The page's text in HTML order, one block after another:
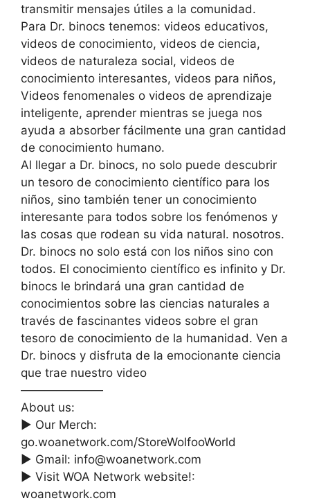
transmitir mensajes útiles a la comunidad.
Para Dr. binocs tenemos: videos educativos,
videos de conocimiento, videos de ciencia,
videos de naturaleza social, videos de
conocimiento interesantes, videos para niños,
Videos fenomenales o videos de aprendizaje
inteligente, aprender mientras se juega nos
ayuda a absorber fácilmente una gran cantidad
de conocimiento humano.
Al llegar a Dr. binocs, no solo puede descubrir
un tesoro de conocimiento científico para los
niños, sino también tener un conocimiento
interesante para todos sobre los fenómenos y
las cosas que rodean su vida natural. nosotros.
Dr. binocs no solo está con los niños sino con
todos. El conocimiento científico es infinito y Dr.
binocs le brindará una gran cantidad de
conocimientos sobre las ciencias naturales a
través de fascinantes videos sobre el gran
tesoro de conocimiento de la humanidad. Ven a
Dr. binocs y disfruta de la emocionante ciencia
que trae nuestro video
———————
About us:
► Our Merch:
go.woanetwork.com/StoreWolfooWorld
► Gmail: info@woanetwork.com
► Visit WOA Network website!:
woanetwork.com